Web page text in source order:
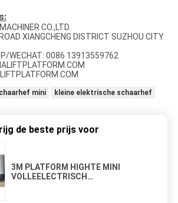
CO.,LTD.
XIANGCHENG DISTRICT SUZHOU CITY
WECHAT: 0086 13913559762
mini kleine elektrische schaarhef
de beste prijs voor
3M PLATFORM HIGHTE MINI
VOLLEELECTRISCH